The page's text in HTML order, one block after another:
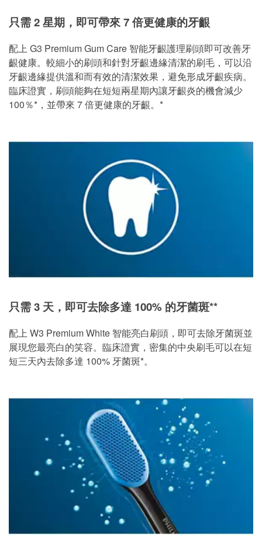
只需 2 星期，即可帶來 7 倍更健康的牙齦
配上 G3 Premium Gum Care 智能牙齦護理刷頭即可改善牙
齦健康。較細小的刷頭和針對牙齦邊緣清潔的刷毛，可以沿
牙齦邊緣提供溫和而有效的清潔效果，避免形成牙齦疾病。
臨床證實，刷頭能夠在短短兩星期內讓牙齦炎的機會減少
100％*，並帶來 7 倍更健康的牙齦。*
只需 3 天，即可去除多達 100% 的牙菌斑**
配上 W3 Premium White 智能亮白刷頭，即可去除牙菌斑並
展現您最亮白的笑容。臨床證實，密集的中央刷毛可以在短
短三天內去除多達 100% 牙菌斑*。